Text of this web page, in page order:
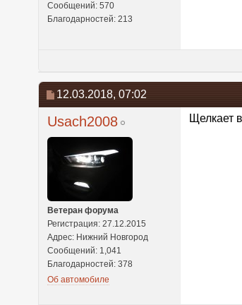
Сообщений: 570
Благодарностей: 213
12.03.2018, 07:02
Usach2008
Ветеран форума
Регистрация: 27.12.2015
Адрес: Нижний Новгород
Сообщений: 1,041
Благодарностей: 378
Об автомобиле
Щелкает